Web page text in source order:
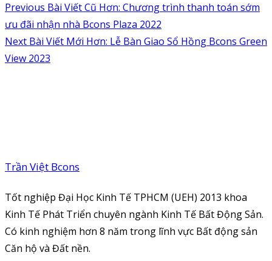
Previous Bài Viết Cũ Hơn: Chương trình thanh toán sớm
ưu đãi nhận nhà Bcons Plaza 2022
Next Bài Viết Mới Hơn: Lễ Bàn Giao Sổ Hồng Bcons Green
View 2023
Trần Việt Bcons
Tốt nghiệp Đại Học Kinh Tế TPHCM (UEH) 2013 khoa
Kinh Tế Phát Triển chuyên ngành Kinh Tế Bất Động Sản.
Có kinh nghiệm hơn 8 năm trong lĩnh vực Bất động sản
Căn hộ và Đất nền.